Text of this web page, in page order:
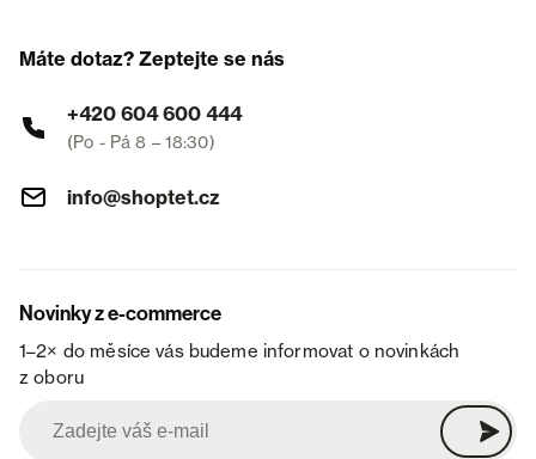
Máte dotaz? Zeptejte se nás
+420 604 600 444
(Po - Pá 8 – 18:30)
info@shoptet.cz
Novinky z e-commerce
1–2× do měsíce vás budeme informovat o novinkách
z oboru